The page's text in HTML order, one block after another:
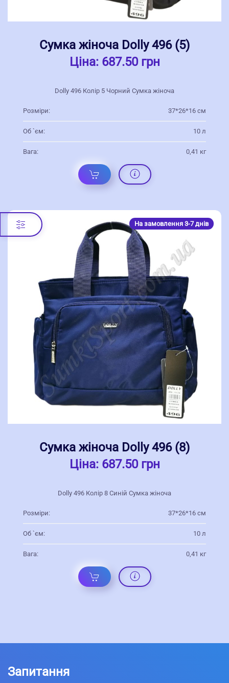
Сумка жіноча Dolly 496 (5)
Ціна: 687.50 грн
Dolly 496 Колір 5 Чорний Сумка жіноча
Розміри: 37*26*16 см
Об `єм: 10 л
Вага: 0,41 кг
На замовлення 3-7 днів
Сумка жіноча Dolly 496 (8)
Ціна: 687.50 грн
Dolly 496 Колір 8 Синій Сумка жіноча
Розміри: 37*26*16 см
Об `єм: 10 л
Вага: 0,41 кг
Запитання